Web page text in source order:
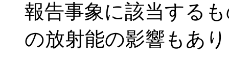
報告事象に該当する
の放射能の影響もあ